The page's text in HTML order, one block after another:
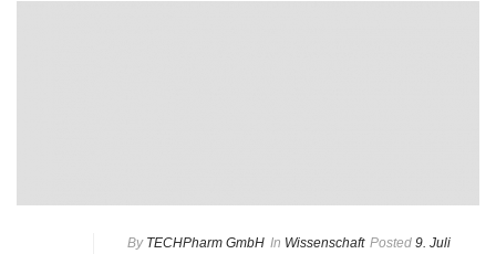
By TECHPharm GmbH In Wissenschaft Posted 9. Juli